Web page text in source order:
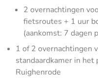
2 overnachtingen
fietsroutes + 1 uur
(aankomst: 7 dagen
1 of 2 overnachtingen
standaardkamer in
Ruighenrode